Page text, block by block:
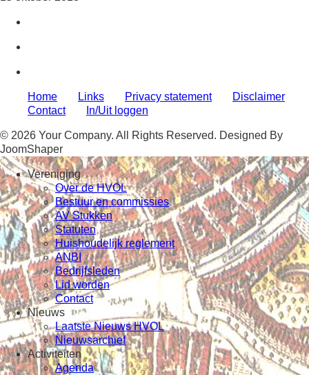
Home Links Privacy statement
Disclaimer
Contact
In/Uit loggen
© 2026 Your Company. All Rights Reserved. Designed By
JoomShaper
Vereniging
Over de HVOL
Bestuur en commissies
AV Stukken
Statuten
Huishoudelijk reglement
ANBI
Bedrijfsleden
Lid worden
Contact
Nieuws
Laatste Nieuws HVOL
Nieuwsarchief
Activiteiten
Agenda